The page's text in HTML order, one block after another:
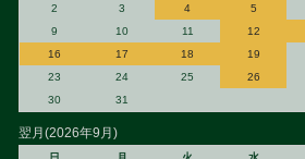
2
3 4 5
9
10 11 12
16
17 18 19
23
24 25 26
30
31
翌月(2026年9月)